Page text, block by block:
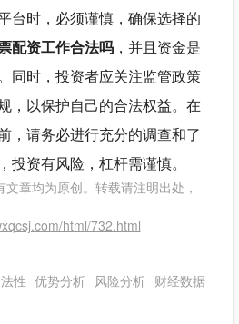
台时，必须谨慎，确保选择的
配资工作合法吗，并且资金是
同时，投资者应关注监管政策
，以保护自己的合法权益。在
，请务必进行充分的调查和了
投资有风险，杠杆需谨慎。
章均为原创。转载请注明出处，
html/732.html
性 优势分析 风险分析 财经数据